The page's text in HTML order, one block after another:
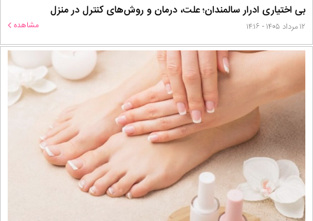
بی اختیاری ادرار سالمندان؛ علت، درمان و روش‌های کنترل در منزل
۱۲ مرداد ۱۴۰۵ - ۱۴:۱۶ مشاهده